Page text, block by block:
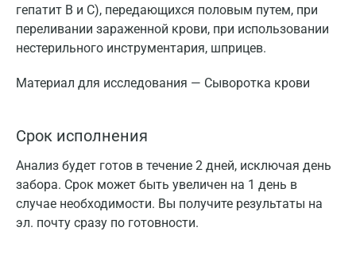
гепатит B и C), передающихся половым путем, при
переливании зараженной крови, при использовании
нестерильного инструментария, шприцев.
Материал для исследования — Сыворотка крови
Срок исполнения
Анализ будет готов в течение 2 дней, исключая день
забора. Срок может быть увеличен на 1 день в
случае необходимости. Вы получите результаты на
эл. почту сразу по готовности.